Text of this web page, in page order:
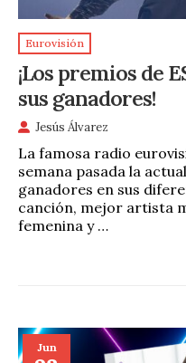
Eurovisión
¡Los premios de
sus ganadores!
Jesús Álvarez
La famosa radio
semana pasada la
ganadores en sus
canción, mejor artista
femenina y …
Jun